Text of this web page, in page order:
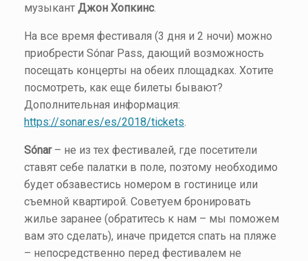
музыкант Джон Хопкинс.
На все время фестиваля (3 дня и 2 ночи) можно
приобрести Sónar Pass, дающий возможность
посещать концерты на обеих площадках. Хотите
посмотреть, как еще билеты бывают?
Дополнительная информация:
https://sonar.es/es/2018/tickets
Sónar – не из тех фестивалей, где посетители
ставят себе палатки в поле, поэтому необходимо
будет обзавестись номером в гостинице или
съемной квартирой. Советуем бронировать
жилье заранее (обратитесь к нам – мы поможем
вам это сделать), иначе придется спать на пляже
– непосредственно перед фестивалем не